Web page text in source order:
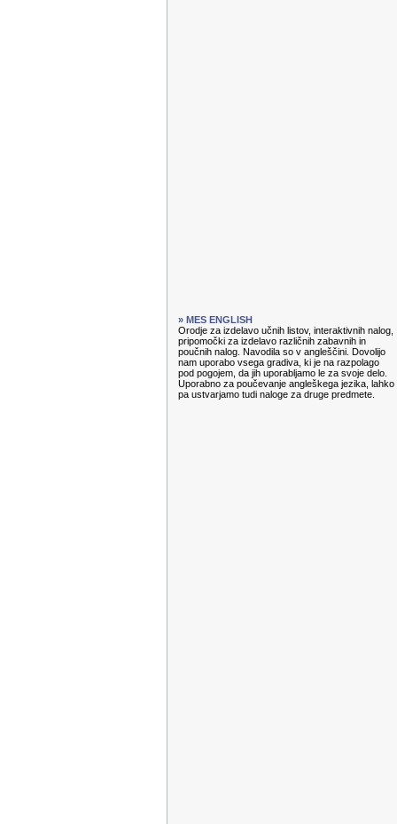
» MES ENGLISH
Orodje za izdelavo učnih listov, interaktivnih nalog,
pripomočki za izdelavo različnih zabavnih in
poučnih nalog. Navodila so v angleščini. Dovolijo
nam uporabo vsega gradiva, ki je na razpolago
pod pogojem, da jih uporabljamo le za svoje delo.
Uporabno za poučevanje angleškega jezika, lahko
pa ustvarjamo tudi naloge za druge predmete.